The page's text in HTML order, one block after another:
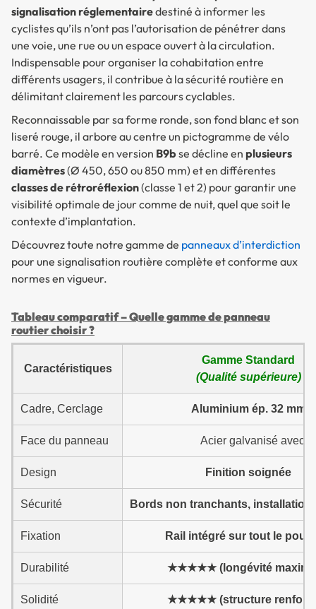
signalisation réglementairedestiné à informer les
cyclistes qu’ils n’ont pas l’autorisation de pénétrer dans
une voie, une rue ou un espace ouvert à la circulation.
Indispensable pour organiser la cohabitation entre
différents usagers, il contribue à la sécurité routière en
délimitant clairement les parcours cyclables.
Reconnaissable par sa forme ronde, son fond blanc et son
liseré rouge, il arbore au centre un pictogramme de vélo
barré. Ce modèle en version B9b se décline en plusieurs
diamètres(Ø 450, 650 ou 850 mm) et en différentes
classes de rétroréflexion(classe 1 et 2) pour garantir une
visibilité optimale de jour comme de nuit, quel que soit le
contexte d’implantation.
Découvrez toute notre gamme de panneaux d’interdiction
pour une signalisation routière complète et conforme aux
normes en vigueur.
Tableau comparatif – Quelle gamme de panneau
routier choisir ?
Caractéristiques
Gamme Standard
(Qualité supérieure)
Cadre, Cerclage Aluminium ép. 32 mm
Face du panneau Acier galvanisé avec
Design Finition soignée
Sécurité Bords non tranchants, installation
Fixation Rail intégré sur tout le
Durabilité ★★★★★ (longévité
Solidité ★★★★★ (structure